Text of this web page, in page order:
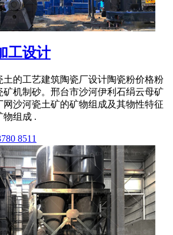
工设计
土的工艺建筑陶瓷厂设计陶瓷粉价格粉
矿机制砂。邢台市沙河伊利石绢云母矿
网沙河瓷土矿的矿物组成及其物性特征
物组成 .
8511